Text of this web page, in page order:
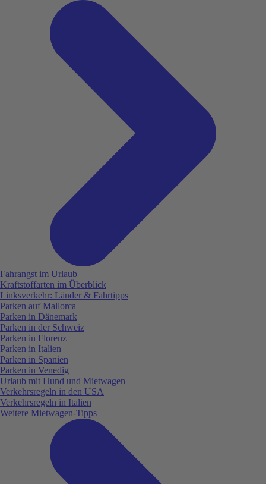
Fahrangst im Urlaub
Kraftstoffarten im Überblick
Linksverkehr: Länder & Fahrtipps
Parken auf Mallorca
Parken in Dänemark
Parken in der Schweiz
Parken in Florenz
Parken in Italien
Parken in Spanien
Parken in Venedig
Urlaub mit Hund und Mietwagen
Verkehrsregeln in den USA
Verkehrsregeln in Italien
Weitere Mietwagen-Tipps